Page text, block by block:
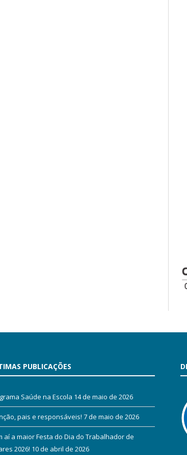
PUBLICAÇÕES
Saúde na Escola 14 de maio de 2026
pais e responsáveis! 7 de maio de 2026
aí a maior Festa do Dia do Trabalhador de
2026! 10 de abril de 2026